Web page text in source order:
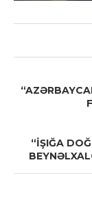
“İŞIĞA